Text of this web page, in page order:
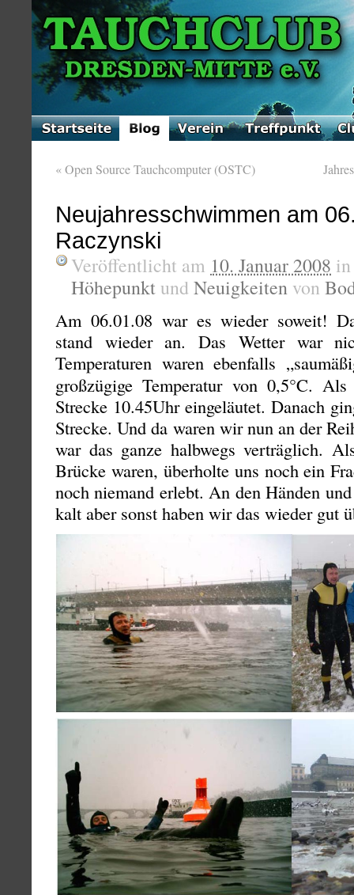
«Open Source Tauchcomputer (OSTC)
Neujahresschwimmen am
Raczynski
Veröffentlicht am 10. Januar 2008
Höhepunkt und Neuigkeiten von
Am 06.01.08 war es wieder soweit!
stand wieder an. Das Wetter war
Temperaturen waren ebenfalls
großzügige Temperatur von 0,5°C.
Strecke 10.45Uhr eingeläutet. Danach
Strecke. Und da waren wir nun an der
war das ganze halbwegs verträglich.
Brücke waren, überholte uns noch ein
noch niemand erlebt. An den Händen
kalt aber sonst haben wir das wieder gut